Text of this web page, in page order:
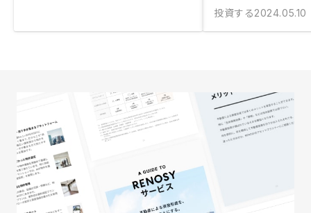
投資する2024.05.10